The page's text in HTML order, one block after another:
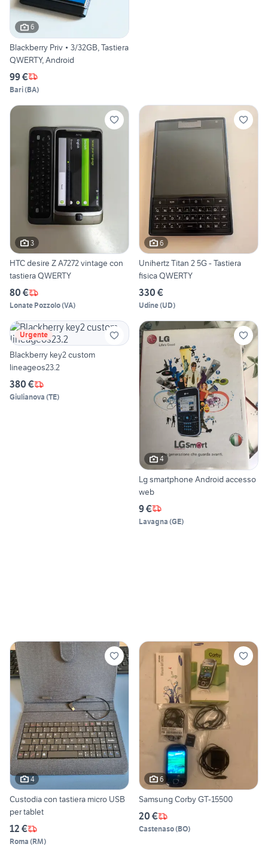
6
Blackberry Priv • 3/32GB, Tastiera
QWERTY, Android
99 €
Bari(BA)
3
HTC desire Z A7272 vintage con
tastiera QWERTY
80 €
Lonate Pozzolo(VA)
6
Unihertz Titan 2 5G - Tastiera
fisica QWERTY
330 €
Udine(UD)
Urgente
Blackberry key2 custom
lineageos23.2
380 €
Giulianova (TE)
4
Lg smartphone Android accesso
web
9 €
Lavagna (GE)
4
Custodia con tastiera micro USB
per tablet
12 €
Roma (RM)
6
Samsung Corby GT-15500
20 €
Castenaso(BO)